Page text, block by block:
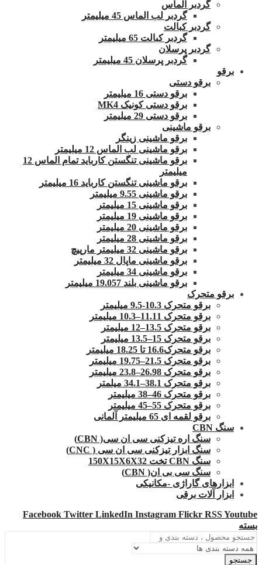
گردبر الماس
گردبر لب الماس 45 میلیمتر
گردبر کبالت
گردبر کبالت 65 میلیمتر
گردبر پرسلان
گردبر پرسلان 45 میلیمتر
برقو
برقو دستی
برقو دستی 16 میلیمتر
برقو دستی کونیک MK4
برقو دستی 29 میلیمتر
برقو ماشینی
برقو ماشینی زینگر
برقو ماشینی لب الماس 12 میلیمتر
برقو ماشینی تنگستن کارباید تمام الماس 12
میلیمتر
برقو ماشینی تنگستن کارباید 16 میلیمتر
برقو ماشینی 9.55 میلیمتر
برقو ماشینی 15 میلیمتر
برقو ماشینی 19 میلیمتر
برقو ماشینی 20 میلیمتر
برقو ماشینی 28 میلیمتر
برقو ماشینی 32 میلیمتر مارپیچ
برقو ماشینی ماپال 32 میلیمتر
برقو ماشینی 34 میلیمتر
برقو ماشینی بلند 19.057 میلیمتر
برقو متحرک
برقو متحرک 10.3-9.5 میلیمتر
برقو متحرک 11.11–10.3 میلیمتر
برقو متحرک 13.5–12 میلیمتر
برقو متحرک 15–13.5 میلیمتر
برقو متحرک16.6 تا 18.25 میلیمتر
برقو متحرک 21.5–19.75 میلیمتر
برقو متحرک 26.98–23.8 میلیمتر
برقو متحرک 38.1–34.1 میلمتر
برقو متحرک 46–38 میلیمتر
برقو متحرک 55–45 میلیمتر
برقو لقمه ای 65 میلیمتر آلمانی
سنگ CBN
سنگ اره تیزکنی سی ان سی( CBN)
سنگ ابزار تیزکنی سی ان سی ( CNC)
سنگ CBN تخت 150X15X6X32
سنگ سی بی ان( CBN)
ابزارهای گاراژی -مکانیکی
ابزار آلات برقی
Facebook Twitter LinkedIn Instagram Flickr RSSYoutube
بسته
جستجو